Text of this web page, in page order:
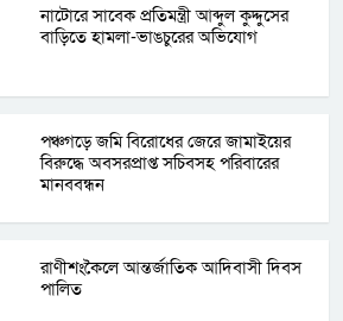
নাটোরে সাবেক প্রতিমন্ত্রী আব্দুল কুদ্দুসের
বাড়িতে হামলা-ভাঙচুরের অভিযোগ
পঞ্চগড়ে জমি বিরোধের জেরে জামাইয়ের
বিরুদ্ধে অবসরপ্রাপ্ত সচিবসহ পরিবারের
মানববন্ধন
রাণীশংকৈলে আন্তর্জাতিক আদিবাসী দিবস
পালিত